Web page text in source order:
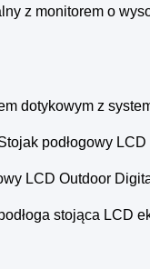
z monitorem o
dotykowym z
podłogowy
LCD Outdoor
stojąca LCD